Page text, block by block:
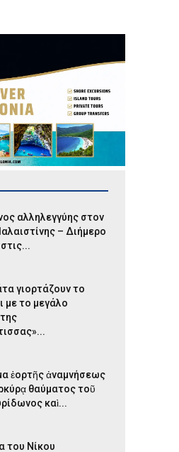
αλληλεγγύης στον
– Διήμερο
γιορτάζουν το
με το μεγάλο
ἑορτῆς ἀναμνήσεως
θαύματος τοῦ
καὶ...
του Νίκου